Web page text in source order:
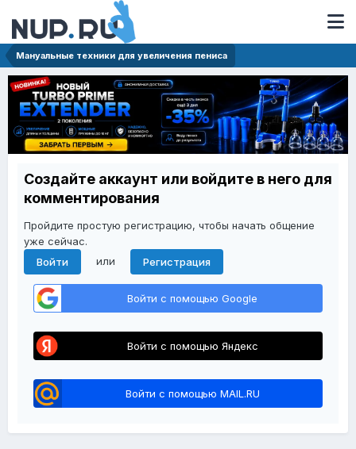
Мануальные техники для увеличения пениса
Создайте аккаунт или войдите в него для
комментирования
Пройдите простую регистрацию, чтобы начать общение
уже сейчас.
Войти
или Регистрация
Войти с помощью Google
Войти с помощью Яндекс
Войти с помощью MAIL.RU